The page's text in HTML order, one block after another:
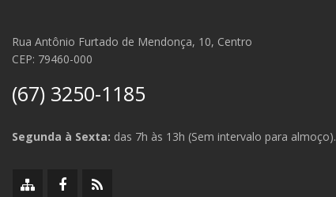
Rua Antônio Furtado de Mendonça, 10, Centro
CEP: 79460-000
(67) 3250-1185
Segunda à Sexta: das 7h às 13h (Sem intervalo para almoço).
MapaFacebook
RSS